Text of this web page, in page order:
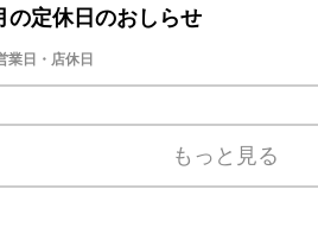
の定休日のおしらせ
業日・店休日
もっと見る